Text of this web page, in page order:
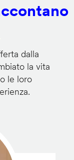
dalla
la vita
le loro